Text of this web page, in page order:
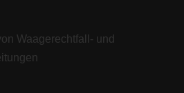
Waagerechtfall- und